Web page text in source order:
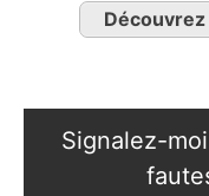
Signalez-